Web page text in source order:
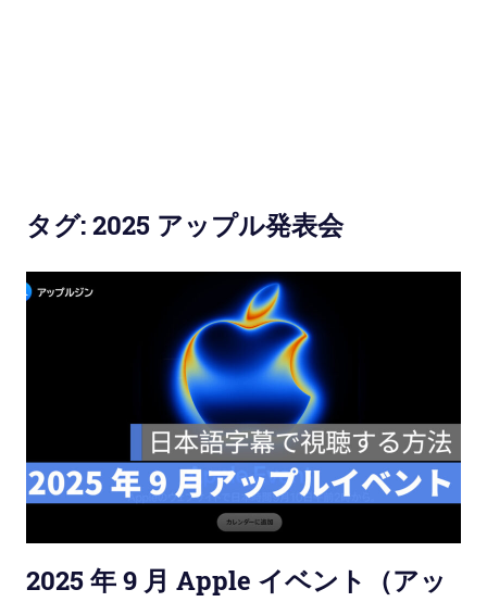
便
利
な
機
能
紹
介
タグ:2025 アップル発表会
2025 年 9 月 Apple イベント（アッ